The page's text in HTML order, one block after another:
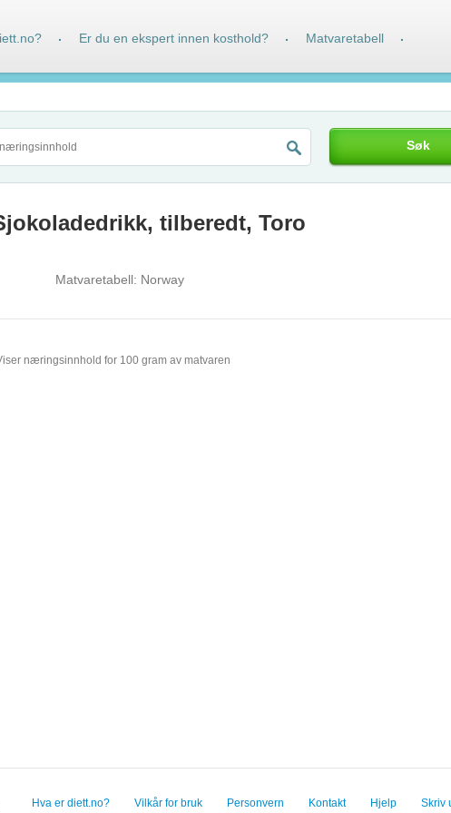
Søk
tilberedt, Toro
Matvaretabell: Norway
næringsinnhold for 100 gram av matvaren
Hva er diett.no? Vilkår for bruk Personvern Kontakt Hjelp Skriv
· Er du en ekspert innen kosthold? · Matvaretabell ·